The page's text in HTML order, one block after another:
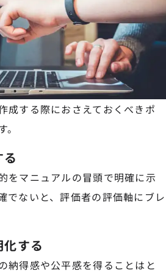
成する際におさえておくべきポ
をマニュアルの冒頭で明確に示
でないと、評価者の評価軸にブレ
する
納得感や公平感を得ることはと